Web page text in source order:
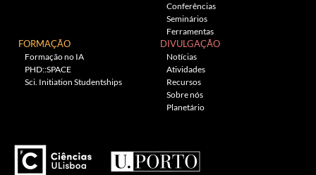
Conferências
Seminários
Ferramentas
FORMAÇÃO
Formação no IA
PHD::SPACE
Sci. Initiation Studentships
DIVULGAÇÃO
Notícias
Atividades
Recursos
Sobre nós
Planetário